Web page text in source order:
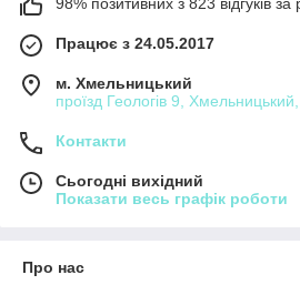
Працює з 24.05.2017
м. Хмельницький
проїзд Геологів 9,
Контакти
Сьогодні вихідний
Показати весь графік роботи
Про нас